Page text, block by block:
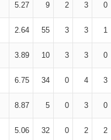
5.27 9 2 3 0
2.64 55 3 3 1
3.89 10 3 3 0
6.75 34 0 4 3
8.87 5 0 3 0
5.06 32 0 2 2